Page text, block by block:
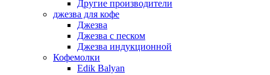
Другие производители
джезва для кофе
Джезва
Джезва с песком
Джезва индукционной
Кофемолки
Edik Balyan